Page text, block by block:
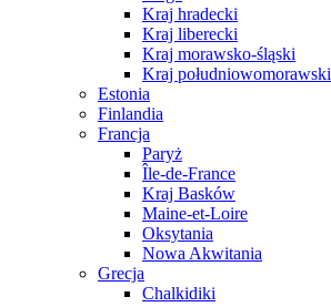
Kraj hradecki
Kraj liberecki
Kraj morawsko-śląski
Kraj południowomorawski
Estonia
Finlandia
Francja
Paryż
Île-de-France
Kraj Basków
Maine-et-Loire
Oksytania
Nowa Akwitania
Grecja
Chalkidiki